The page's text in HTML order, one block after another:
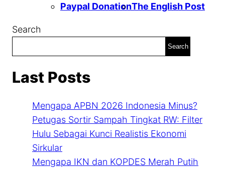
Paypal DonationThe English Post
Search
Search
Last Posts
Mengapa APBN 2026 Indonesia Minus?
Petugas Sortir Sampah Tingkat RW: Filter
Hulu Sebagai Kunci Realistis Ekonomi
Sirkular
Mengapa IKN dan KOPDES Merah Putih